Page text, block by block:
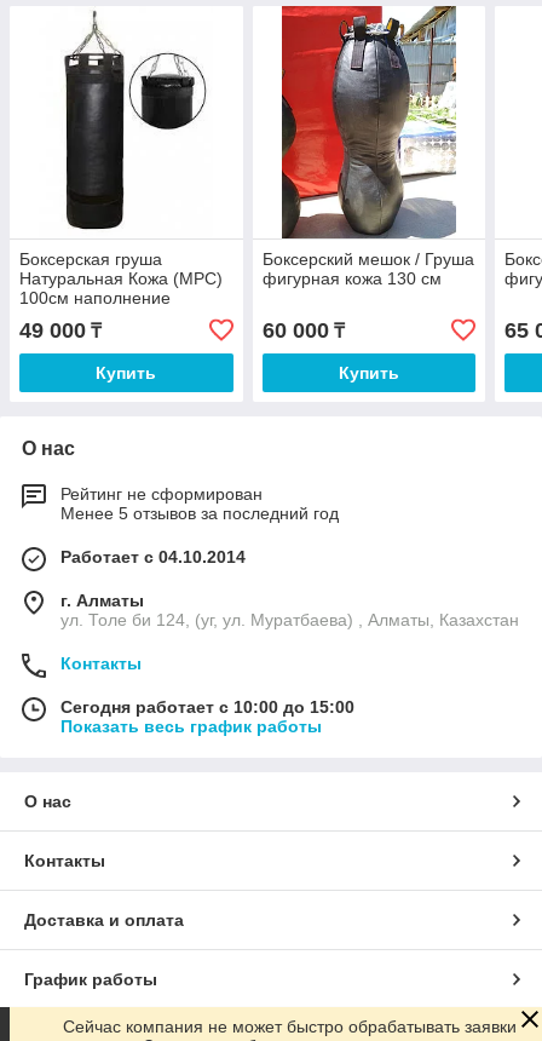
Боксерская груша
Натуральная Кожа (МРС)
100см наполнение
вакуумным методом
49 000 ₸
Купить
Боксерский мешок / Груша
фигурная кожа 130 см
60 000₸
Купить
65
О нас
Рейтинг не сформирован
Менее 5 отзывов за последний год
Работает с 04.10.2014
г. Алматы
ул. Толе би 124, (уг, ул. Муратбаева) , Алматы, Казахстан
Контакты
Сегодня работает с 10:00 до 15:00
Показать весь график работы
О нас
Контакты
Доставка и оплата
График работы
Сейчас компания не может быстро обрабатывать заявки